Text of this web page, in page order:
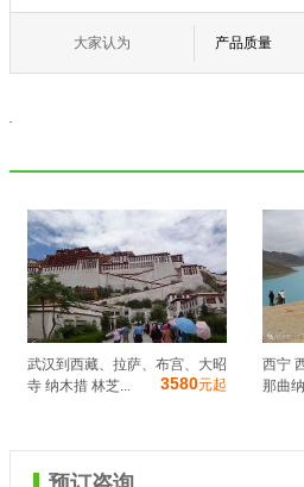
大家认为 产品质量
武汉到西藏、拉萨、布宫、大昭
寺 纳木措 林芝...
3580元起
西宁
那曲